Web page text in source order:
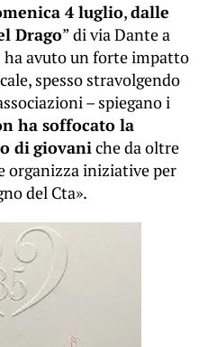
4 luglio,dalle
Drago” di via Dante a
ha avuto un forte impatto
spesso stravolgendo
– spiegano i
ha soffocato la
digiovaniche da oltre
organizza iniziative per
del Cta».